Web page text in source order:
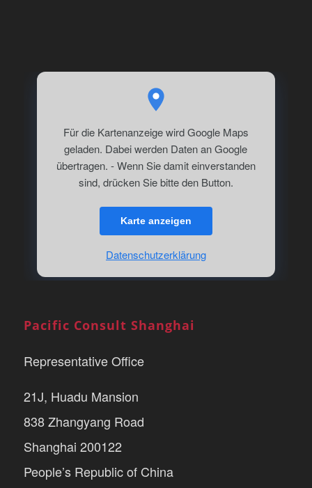
Für die Kartenanzeige wird Google Maps
geladen. Dabei werden Daten an Google
übertragen. - Wenn Sie damit einverstanden
sind, drücken Sie bitte den Button.
Karte anzeigen
Datenschutzerklärung
Pacific Consult Shanghai
Representative Office
21J, Huadu Mansion
838 Zhangyang Road
Shanghai 200122
People’s Republic of China